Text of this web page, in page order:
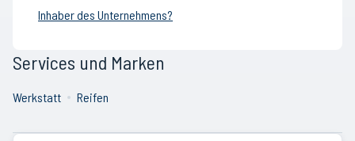
Inhaber des Unternehmens?
Services und Marken
Werkstatt Reifen